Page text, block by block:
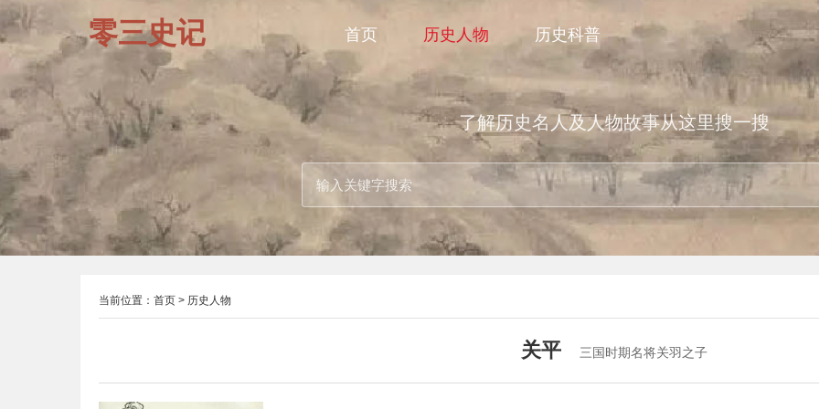
零三史记 首页 历史人物 历史科普
了解历史名人及人物故事从这里搜一搜
当前位置： 首页 > 历史人物
关平 三国时期名将关羽之子